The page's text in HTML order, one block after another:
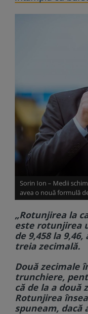
Sorin Ion – Medii
avea o nouă formulă
„Rotunjirea la
este rotunjirea
de 9,458 la
treia zecimală.
Două zecimale
trunchiere,
că de la a două
Rotunjirea
spuneam, dacă